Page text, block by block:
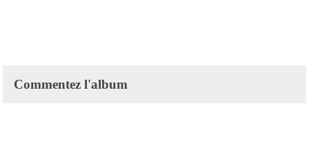
Commentez l'album